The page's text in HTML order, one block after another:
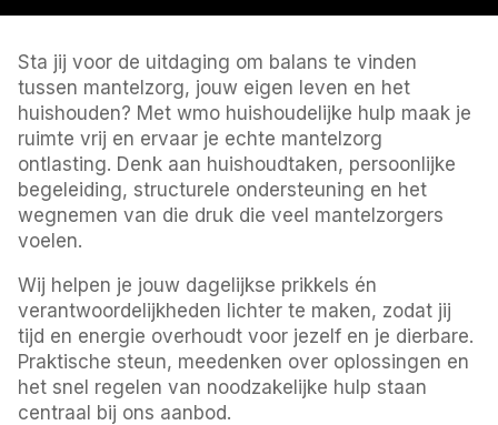
Sta jij voor de uitdaging om balans te vinden
tussen mantelzorg, jouw eigen leven en het
huishouden? Met wmo huishoudelijke hulp maak je
ruimte vrij en ervaar je echte mantelzorg
ontlasting. Denk aan huishoudtaken, persoonlijke
begeleiding, structurele ondersteuning en het
wegnemen van die druk die veel mantelzorgers
voelen.
Wij helpen je jouw dagelijkse prikkels én
verantwoordelijkheden lichter te maken, zodat jij
tijd en energie overhoudt voor jezelf en je dierbare.
Praktische steun, meedenken over oplossingen en
het snel regelen van noodzakelijke hulp staan
centraal bij ons aanbod.